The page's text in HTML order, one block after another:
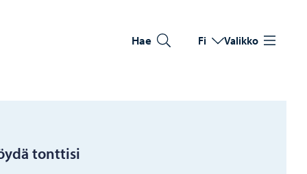
Hae Vaihda kieltä
Nykyinen kieli: Suomi
Fi Valikko
tonttisi